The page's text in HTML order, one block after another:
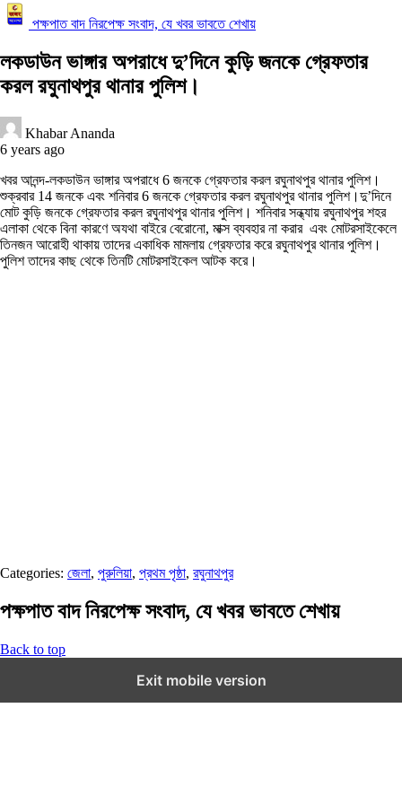
পক্ষপাত বাদ নিরপেক্ষ সংবাদ, যে খবর ভাবতে শেখায়
লকডাউন ভাঙ্গার অপরাধে দু’দিনে কুড়ি জনকে গ্রেফতার
করল রঘুনাথপুর থানার পুলিশ।
Khabar Ananda
6 years ago
খবর আনন্দ-লকডাউন ভাঙ্গার অপরাধে 6 জনকে গ্রেফতার করল রঘুনাথপুর থানার পুলিশ।
শুক্রবার 14 জনকে এবং শনিবার 6 জনকে গ্রেফতার করল রঘুনাথপুর থানার পুলিশ।দু’দিনে
মোট কুড়ি জনকে গ্রেফতার করল রঘুনাথপুর থানার পুলিশ। শনিবার সন্ধ্যায় রঘুনাথপুর শহর
এলাকা থেকে বিনা কারণে অযথা বাইরে বেরোনো, মাক্স ব্যবহার না করার এবং মোটরসাইকেলে
তিনজন আরোহী থাকায় তাদের একাধিক মামলায় গ্রেফতার করে রঘুনাথপুর থানার পুলিশ।
পুলিশ তাদের কাছ থেকে তিনটি মোটরসাইকেল আটক করে।
Categories: জেলা, পুরুলিয়া, প্রথম পৃষ্ঠা, রঘুনাথপুর
পক্ষপাত বাদ নিরপেক্ষ সংবাদ, যে খবর ভাবতে শেখায়
Back to top
Exit mobile version